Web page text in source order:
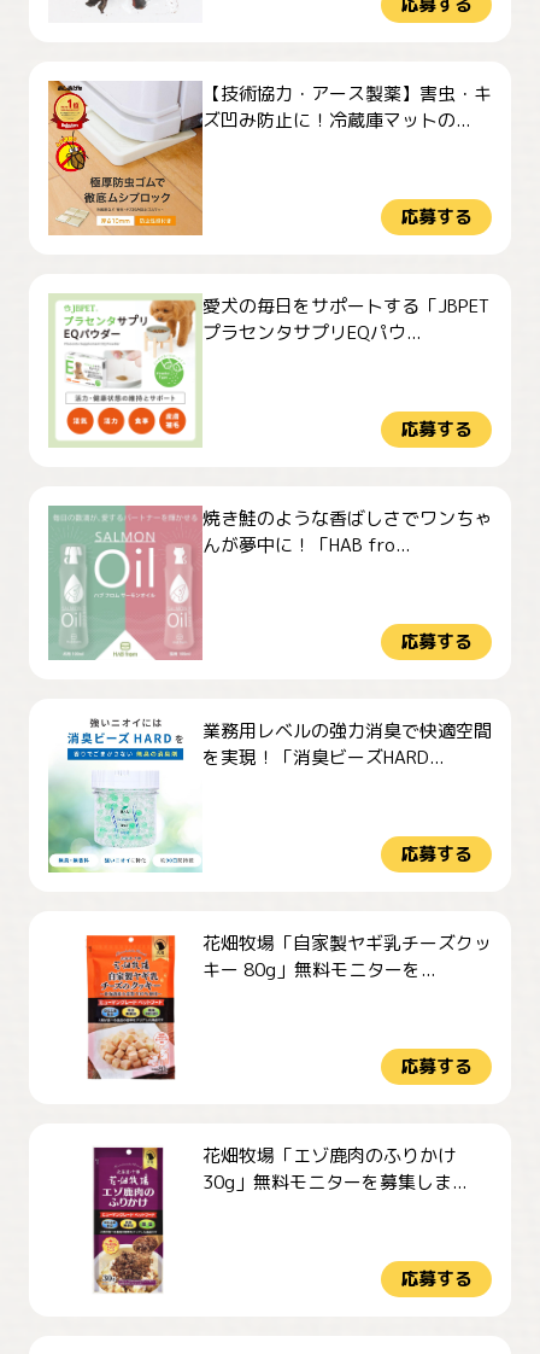
【技術協力・アース製薬】害虫・キ
ズ凹み防止に！冷蔵庫マットの...
応募する
愛犬の毎日をサポートする「JBPET
プラセンタサプリEQパウ...
応募する
焼き鮭のような香ばしさでワンちゃ
んが夢中に！「HAB fro...
応募する
業務用レベルの強力消臭で快適空間
を実現！「消臭ビーズHARD...
応募する
花畑牧場「自家製ヤギ乳チーズクッ
キー 80g」無料モニターを...
応募する
花畑牧場「エゾ鹿肉のふりかけ
30g」無料モニターを募集しま...
応募する